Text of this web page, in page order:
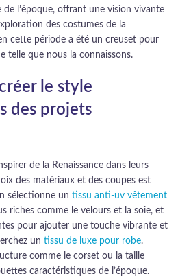
de l’époque, offrant une vision vivante
des costumes de la
cette période a été un creuset pour
telle que nous la connaissons.
le style
des projets
de la Renaissance dans leurs
des matériaux et des coupes est
sélectionne un tissu anti-uv vêtement
riches comme le velours et la soie, et
pour ajouter une touche vibrante et
un tissu de luxe pour robe.
comme le corset ou la taille
caractéristiques de l’époque.